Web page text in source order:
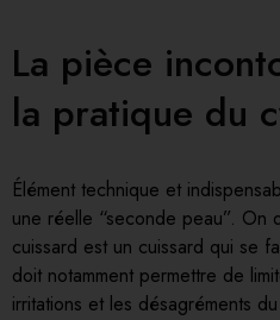
La pièce
la pratique du
Élément technique et
une réelle “seconde peau”. On
cuissard est un cuissard qui se
doit notamment permettre de
irritations et les désagréments